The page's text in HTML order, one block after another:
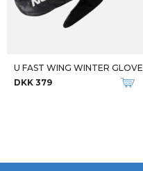
U FAST WING WINTER GLOVE
DKK 379